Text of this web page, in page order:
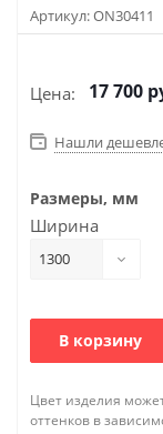
Артикул:ON30411
Цена: 17 700
Нашли
Размеры, мм
Ширина
1300
В корзину
Цвет изделия
оттенков в